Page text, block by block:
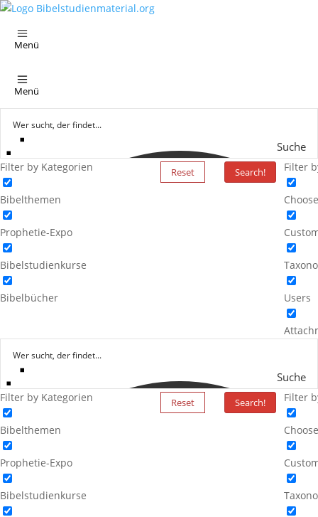
Menü
Menü
Suche
Filter by Kategorien
Bibelthemen
Prophetie-Expo
Bibelstudienkurse
Bibelbücher
Reset Search! Filter
Users
Suche
Filter by Kategorien
Bibelthemen
Prophetie-Expo
Bibelstudienkurse
Reset Search! Filter